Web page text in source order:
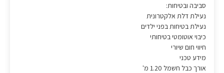
סביבה ובטיחות:
נעילת דלת אלקטרונית
נעילת בטיחות בפני ילדים
כיבוי אוטומטי בטיחותי
חיווי חום שיורי
מידע טכני
אורך כבל חשמל 1.20 מ'